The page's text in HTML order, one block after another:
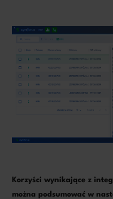
Korzyści wynikające z
można podsumować w